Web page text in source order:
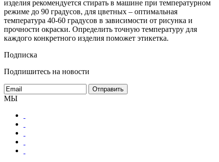
изделия рекомендуется стирать в машине при температурном
режиме до 90 градусов, для цветных – оптимальная
температура 40-60 градусов в зависимости от рисунка и
прочности окраски. Определить точную температуру для
каждого конкретного изделия поможет этикетка.
Подписка
Подпишитесь на новости
МЫ